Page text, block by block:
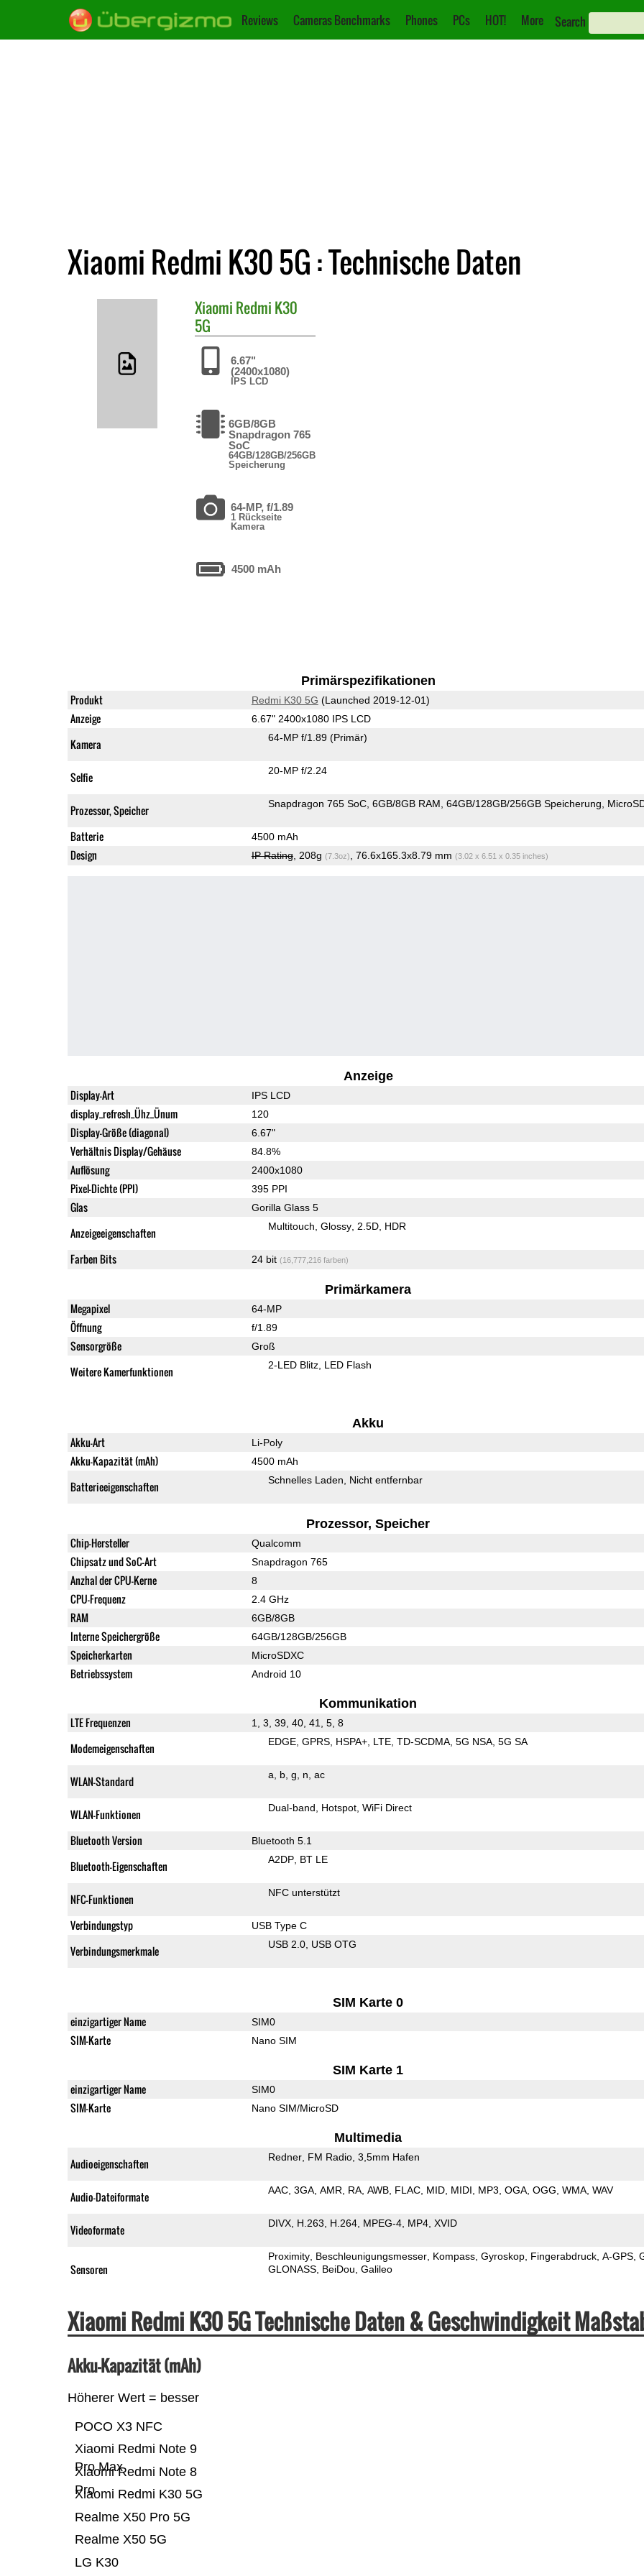
Reviews Cameras Benchmarks Phones PCs HOT! More Search
Xiaomi Redmi K30 5G : Technische Daten
Xiaomi Redmi K30
5G
6.67"
(2400x1080)
IPS LCD
6GB/8GB
Snapdragon 765
SoC
64GB/128GB/256GB
Speicherung
64-MP, f/1.89
1 Rückseite
Kamera
4500 mAh
Primärspezifikationen
Produkt Redmi K30 5G (Launched 2019-12-01)
Anzeige 6.67" 2400x1080 IPS LCD
Kamera 64-MP f/1.89 (Primär)
Selfie 20-MP f/2.24
Prozessor, Speicher Snapdragon 765 SoC 6GB/8GB RAM 64GB/128GB/256GB Speicherung
Batterie 4500 mAh
Design IP Rating, 208g (7.3oz) , 76.6x165.3x8.79 mm (3.02 x 6.51 x 0.35 inches)
Anzeige
Display-Art IPS LCD
display_refresh_Ühz_Ünum 120
Display-Größe (diagonal) 6.67"
Verhältnis Display/Gehäuse 84.8%
Auflösung 2400x1080
Pixel-Dichte (PPI) 395 PPI
Glas Gorilla Glass 5
Anzeigeeigenschaften Multitouch Glossy 2.5D HDR
Farben Bits 24 bit (16,777,216 farben)
Primärkamera
Megapixel 64-MP
Öffnung f/1.89
Sensorgröße Groß
Weitere Kamerfunktionen 2-LED Blitz LED Flash
Akku
Akku-Art Li-Poly
Akku-Kapazität (mAh) 4500 mAh
Batterieeigenschaften Schnelles Laden Nicht entfernbar
Prozessor, Speicher
Chip-Hersteller Qualcomm
Chipsatz und SoC-Art Snapdragon 765
Anzhal der CPU-Kerne 8
CPU-Frequenz 2.4 GHz
RAM 6GB/8GB
Interne Speichergröße 64GB/128GB/256GB
Speicherkarten MicroSDXC
Betriebssystem Android 10
Kommunikation
LTE Frequenzen 1, 3, 39, 40, 41, 5, 8
Modemeigenschaften EDGE GPRS HSPA+ LTE TD-SCDMA 5G NSA 5G SA
WLAN-Standard a b g n ac
WLAN-Funktionen Dual-band Hotspot WiFi Direct
Bluetooth Version Bluetooth 5.1
Bluetooth-Eigenschaften A2DP BT LE
NFC-Funktionen NFC unterstützt
Verbindungstyp USB Type C
Verbindungsmerkmale USB 2.0 USB OTG
SIM Karte 0
einzigartiger Name SIM0
SIM-Karte Nano SIM
SIM Karte 1
einzigartiger Name SIM0
SIM-Karte Nano SIM/MicroSD
Multimedia
Audioeigenschaften Redner FM Radio 3,5mm Hafen
Audio-Dateiformate AAC 3GA AMR RA AWB FLAC MID MIDI MP3 OGA OGG WMA WAV
Videoformate DIVX H.263 H.264 MPEG-4 MP4 XVID
Sensoren
Proximity Beschleunigungsmesser Kompass Gyroskop Fingerabdruck A-GPS
GLONASS BeiDou Galileo
Xiaomi Redmi K30 5G Technische Daten & Geschwindigkeit
Akku-Kapazität (mAh)
Höherer Wert = besser
LG K30
Realme X50 5G
Realme X50 Pro 5G
Xiaomi Redmi K30 5G
Xiaomi Redmi Note 8
Pro
Xiaomi Redmi Note 9
Pro Max
POCO X3 NFC